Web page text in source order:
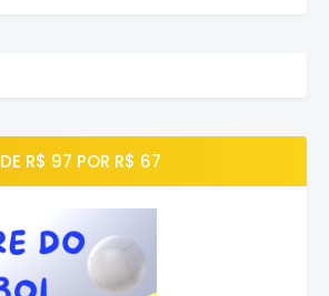
DE R$ 97 POR R$ 67